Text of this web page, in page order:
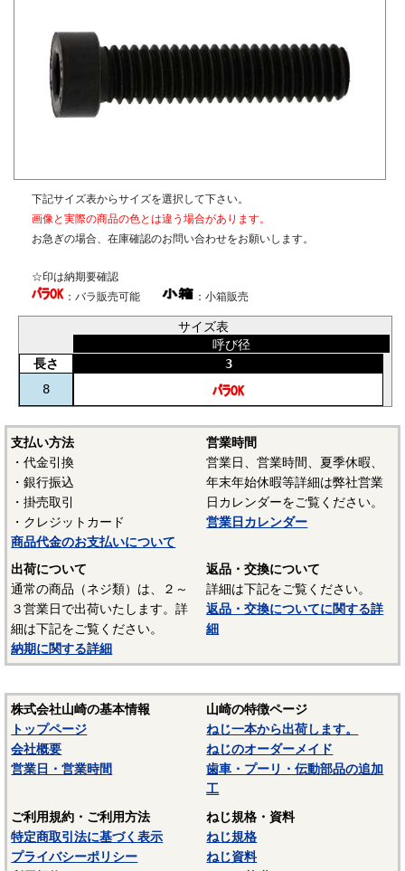
六価クロムフリーで黒色クロメートの代替品として開発さ
れた環境対応表面処理の防錆皮膜です。正式には「三価クロ
ム化成処理」といいます。従来のクロメート処理に加えてト
ップコート処理が必要。塩水噴霧試験で黒色クロメートと同
等以上の耐食性が得られます。
☆ねじに使用される材料・表面処理については下記ページに
も掲載しています。ご参照ください。
〇鉄鋼材料
〇表面処理
〇ねじの塗装、表面処理
下記サイズ表からサイズを選択して下さい。
画像と実際の商品の色とは違う場合があります。
お急ぎの場合、在庫確認のお問い合わせをお願いします。
☆印は納期要確認
：バラ販売可能
：小箱販売
サイズ表
呼び径
長さ
8
3
支払い方法
・代金引換
・銀行振込
・掛売取引
・クレジットカード
商品代金のお支払いについて
営業時間
営業日、営業時間、夏季休暇、
年末年始休暇等詳細は弊社営業
日カレンダーをご覧ください。
営業日カレンダー
出荷について
通常の商品（ネジ類）は、２～
３営業日で出荷いたします。詳
細は下記をご覧ください。
納期に関する詳細
返品・交換について
詳細は下記をご覧ください。
返品・交換についてに関する詳
細
株式会社山崎の基本情報
トップページ
会社概要
営業日・営業時間
山崎の特徴ページ
ねじ一本から出荷します。
ねじのオーダーメイド
歯車・プーリ・伝動部品の追加
工
ご利用規約・ご利用方法
特定商取引法に基づく表示
プライバシーポリシー
ねじ規格・資料
ねじ規格
ねじ資料